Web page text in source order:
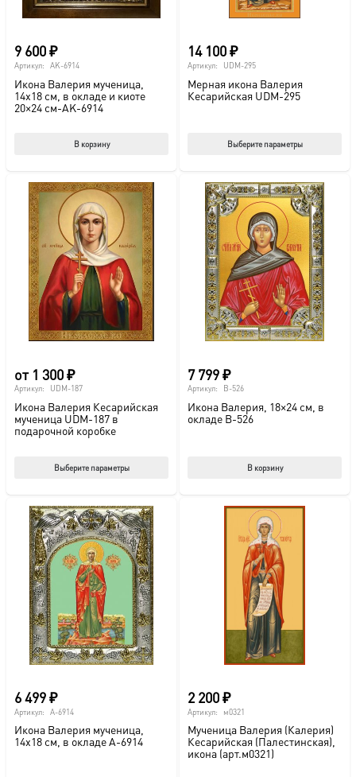
9 600₽
Артикул: AK-6914
Икона Валерия мученица,
14х18 см, в окладе и киоте
20×24 см-AK-6914
В корзину
14 100₽
Артикул: UDM-295
Мерная икона Валерия
Кесарийская UDM-295
Выберите параметры
от 1 300₽
Артикул: UDM-187
Икона Валерия Кесарийская
мученица UDM-187 в
подарочной коробке
Выберите параметры
7 799₽
Артикул: B-526
Икона Валерия, 18×24 см, в
окладе B-526
В корзину
6 499₽
Артикул: A-6914
Икона Валерия мученица,
14х18 см, в окладе A-6914
2 200₽
Артикул: м0321
Мученица Валерия (Калерия)
Кесарийская (Палестинская),
икона (арт.м0321)